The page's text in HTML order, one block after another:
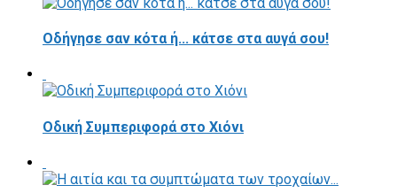
Οδήγησε σαν κότα ή... κάτσε στα αυγά σου!
Οδική Συμπεριφορά στο Χιόνι